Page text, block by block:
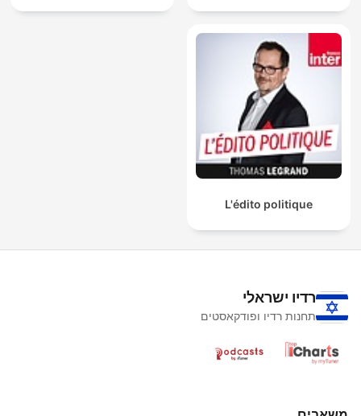
L'édito politique
רדיו ישראלי
תחנות רדיו ופודקאסטים